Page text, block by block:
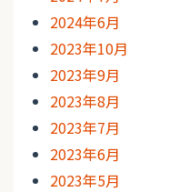
2024年6月
2023年10月
2023年9月
2023年8月
2023年7月
2023年6月
2023年5月